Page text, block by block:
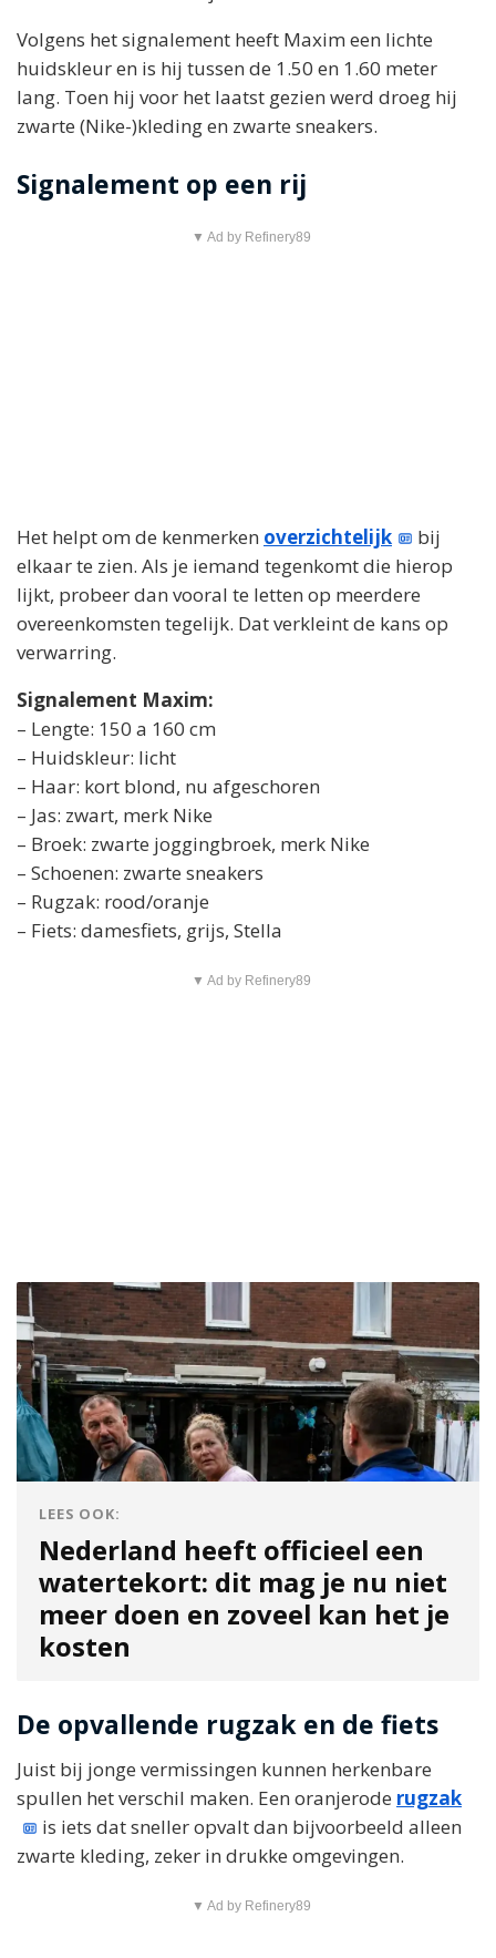
Volgens het signalement heeft Maxim een lichte
huidskleur en is hij tussen de 1.50 en 1.60 meter
lang. Toen hij voor het laatst gezien werd droeg hij
zwarte (Nike-)kleding en zwarte sneakers.
Signalement op een rij
▼ Ad by Refinery89
Het helpt om de kenmerken overzichtelijk
bij
elkaar te zien. Als je iemand tegenkomt die hierop
lijkt, probeer dan vooral te letten op meerdere
overeenkomsten tegelijk. Dat verkleint de kans op
verwarring.
Signalement Maxim:
– Lengte: 150 a 160 cm
– Huidskleur: licht
– Haar: kort blond, nu afgeschoren
– Jas: zwart, merk Nike
– Broek: zwarte joggingbroek, merk Nike
– Schoenen: zwarte sneakers
– Rugzak: rood/oranje
– Fiets: damesfiets, grijs, Stella
▼ Ad by Refinery89
LEES OOK:
Nederland heeft officieel een
watertekort: dit mag je nu niet
meer doen en zoveel kan het je
kosten
De opvallende rugzak en de fiets
Juist bij jonge vermissingen kunnen herkenbare
spullen het verschil maken. Een oranjerode rugzak
is iets dat sneller opvalt dan bijvoorbeeld alleen
zwarte kleding, zeker in drukke omgevingen.
▼ Ad by Refinery89